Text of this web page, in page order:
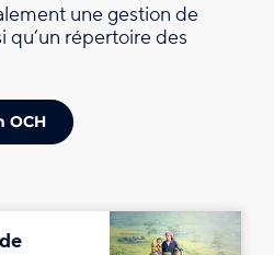
une gestion de
qu’un répertoire des
OCH